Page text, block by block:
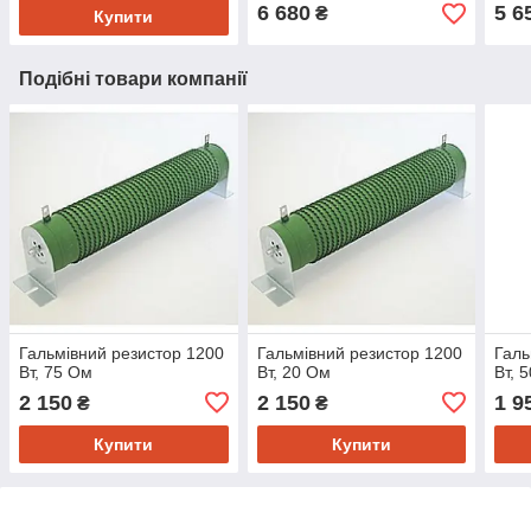
Купити 6 680₴ 5
Подібні товари компанії
Гальмівний резистор 1200
Вт, 75 Ом
2 150 ₴
Купити
Гальмівний резистор 1200
Вт, 20 Ом
2 150₴
Купити
Вт,
1